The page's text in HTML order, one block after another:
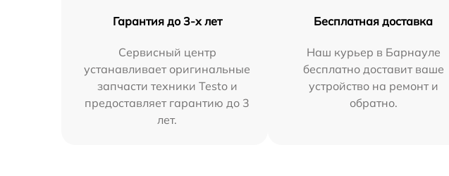
Гарантия до 3-х лет
Сервисный центр
устанавливает оригинальные
запчасти техники Testo и
предоставляет гарантию до 3
лет.
Бесплатная доставка
Наш курьер в Барнауле
бесплатно доставит ваше
устройство на ремонт и
обратно.